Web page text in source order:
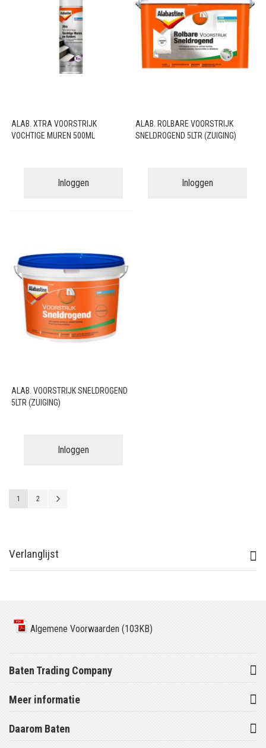
ALAB. XTRA VOORSTRIJK
VOCHTIGE MUREN 500ML
Inloggen
ALAB. ROLBARE VOORSTRIJK
SNELDROGEND 5LTR (ZUIGING)
Inloggen
ALAB. VOORSTRIJK SNELDROGEND
5LTR (ZUIGING)
Inloggen
Pagina
U lees momenteel pagina
1 Pagina
2
Verlanglijst
Algemene Voorwaarden (103KB)
Baten Trading Company
Meer informatie
Daarom Baten